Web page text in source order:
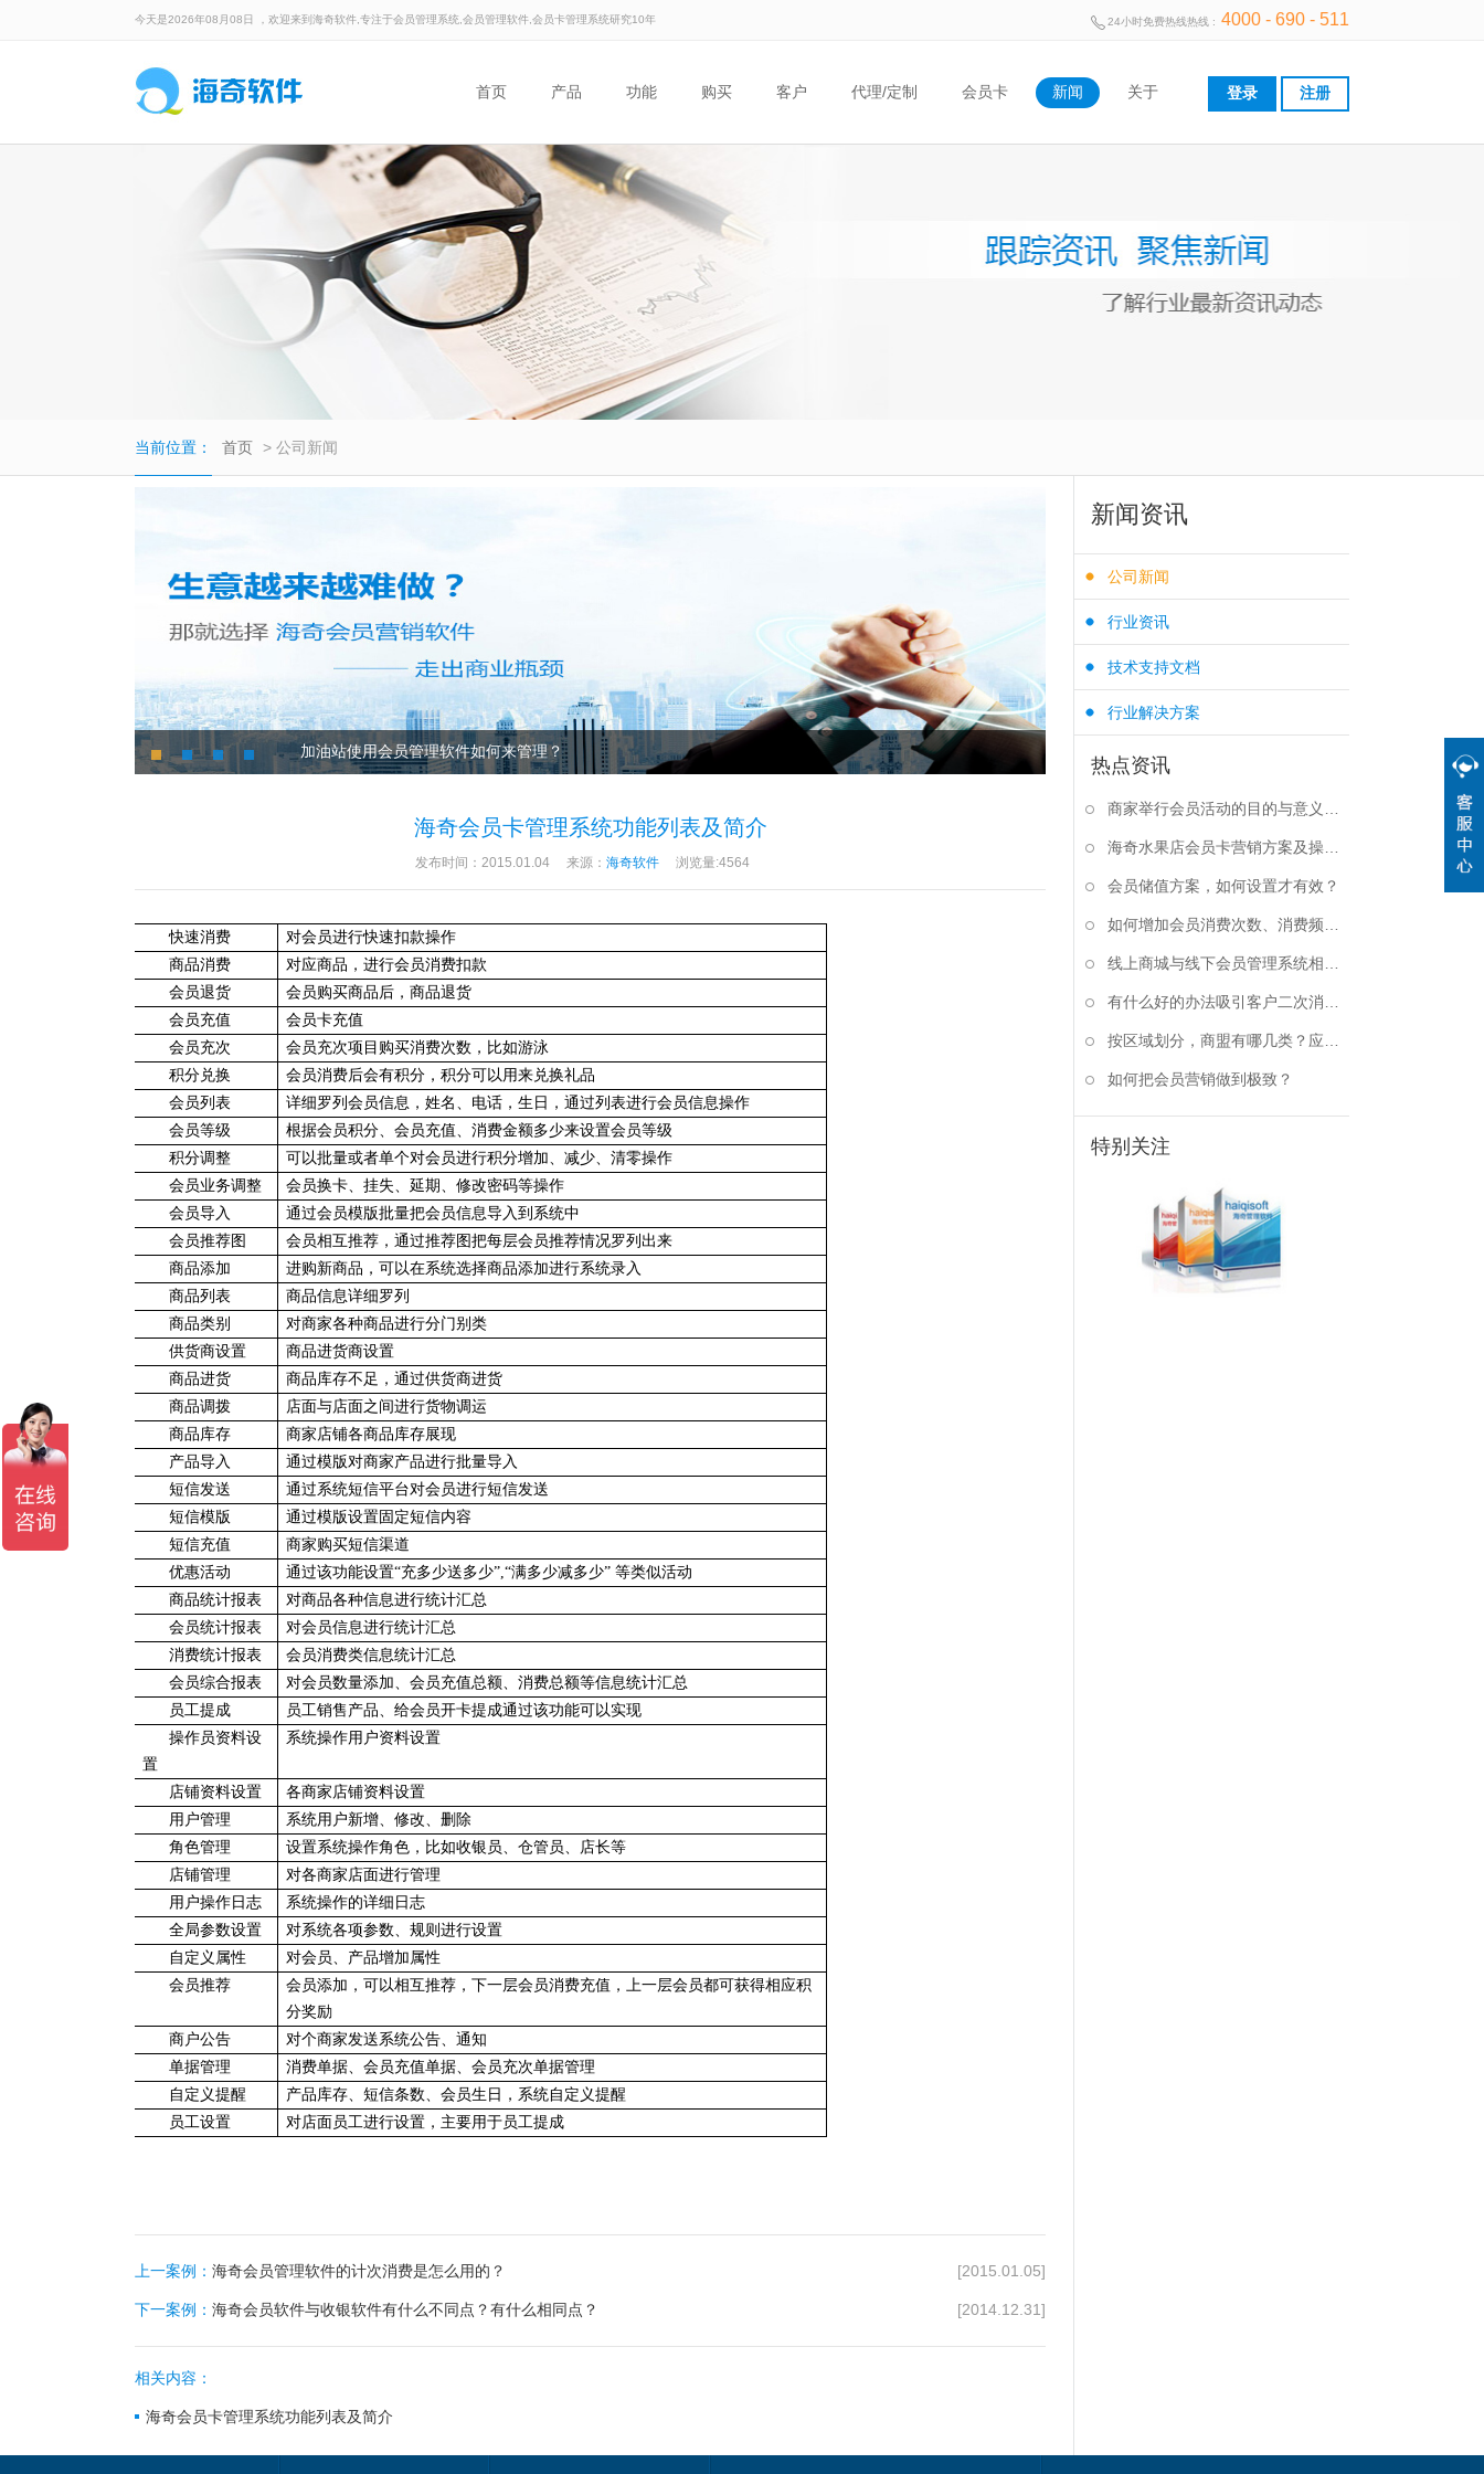
今天是2026年08月08日 ，欢迎来到海奇软件,专注于会员管理系统,会员管理软件,会员卡管理系统研究10年 24小时免费热线热线 : 4000 - 690 - 511
登录 注册
首页 产品 功能 购买 客户 代理/定制 会员卡 新闻 关于
当前位置： 首页 > 公司新闻
加油站使用会员管理软件2
1
2 3
海奇会员卡管理系统功能列表及简介
发布时间：2015.01.04 来源： 海奇软件 浏览量:4564
快速消费
对会员进行快速扣款操作
商品消费
对应商品，进行会员消费扣款
会员退货
会员购买商品后，商品退货
会员充值
会员卡充值
会员充次
会员充次项目购买消费次数，比如游泳
积分兑换
会员消费后会有积分，积分可以用来兑换礼品
会员列表
详细罗列会员信息，姓名、电话，生日，通过列表进行会员信息操作
会员等级
根据会员积分、会员充值、消费金额多少来设置会员等级
积分调整
可以批量或者单个对会员进行积分增加、减少、清零操作
会员业务调整
会员换卡、挂失、延期、修改密码等操作
会员导入
通过会员模版批量把会员信息导入到系统中
会员推荐图
会员相互推荐，通过推荐图把每层会员推荐情况罗列出来
商品添加
进购新商品，可以在系统选择商品添加进行系统录入
商品列表
商品信息详细罗列
商品类别
对商家各种商品进行分门别类
供货商设置
商品进货商设置
商品进货
商品库存不足，通过供货商进货
商品调拨
店面与店面之间进行货物调运
商品库存
商家店铺各商品库存展现
产品导入
通过模版对商家产品进行批量导入
短信发送
通过系统短信平台对会员进行短信发送
短信模版
通过模版设置固定短信内容
短信充值
商家购买短信渠道
优惠活动
通过该功能设置“充多少送多少”,“满多少减多少” 等类似活动
商品统计报表
对商品各种信息进行统计汇总
会员统计报表
对会员信息进行统计汇总
消费统计报表
会员消费类信息统计汇总
会员综合报表
对会员数量添加、会员充值总额、消费总额等信息统计汇总
员工提成
员工销售产品、给会员开卡提成通过该功能可以实现
操作员资料设
置
系统操作用户资料设置
店铺资料设置
各商家店铺资料设置
用户管理
系统用户新增、修改、删除
角色管理
设置系统操作角色，比如收银员、仓管员、店长等
店铺管理
对各商家店面进行管理
用户操作日志
系统操作的详细日志
全局参数设置
对系统各项参数、规则进行设置
自定义属性
对会员、产品增加属性
会员推荐
会员添加，可以相互推荐，下一层会员消费充值，上一层会员都可获得相应积
分奖励
商户公告
对个商家发送系统公告、通知
单据管理
消费单据、会员充值单据、会员充次单据管理
自定义提醒
产品库存、短信条数、会员生日，系统自定义提醒
员工设置
对店面员工进行设置，主要用于员工提成
上一案例： 海奇会员管理软件的计次消费是怎么用的？ [2015.01.05]
下一案例： 海奇会员软件与收银软件有什么不同点？有什么相同点？ [2014.12.31]
相关内容：
海奇会员卡管理系统功能列表及简介
新闻资讯
公司新闻
行业资讯
技术支持文档
行业解决方案
热点资讯
会员储值方案，如何设置才有效？
如何把会员营销做到极致？
特别关注